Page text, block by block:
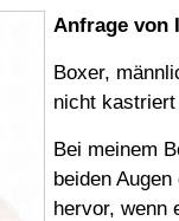
Anfrage von
Boxer,
nicht kastriert
Bei meinem
beiden
hervor, wenn